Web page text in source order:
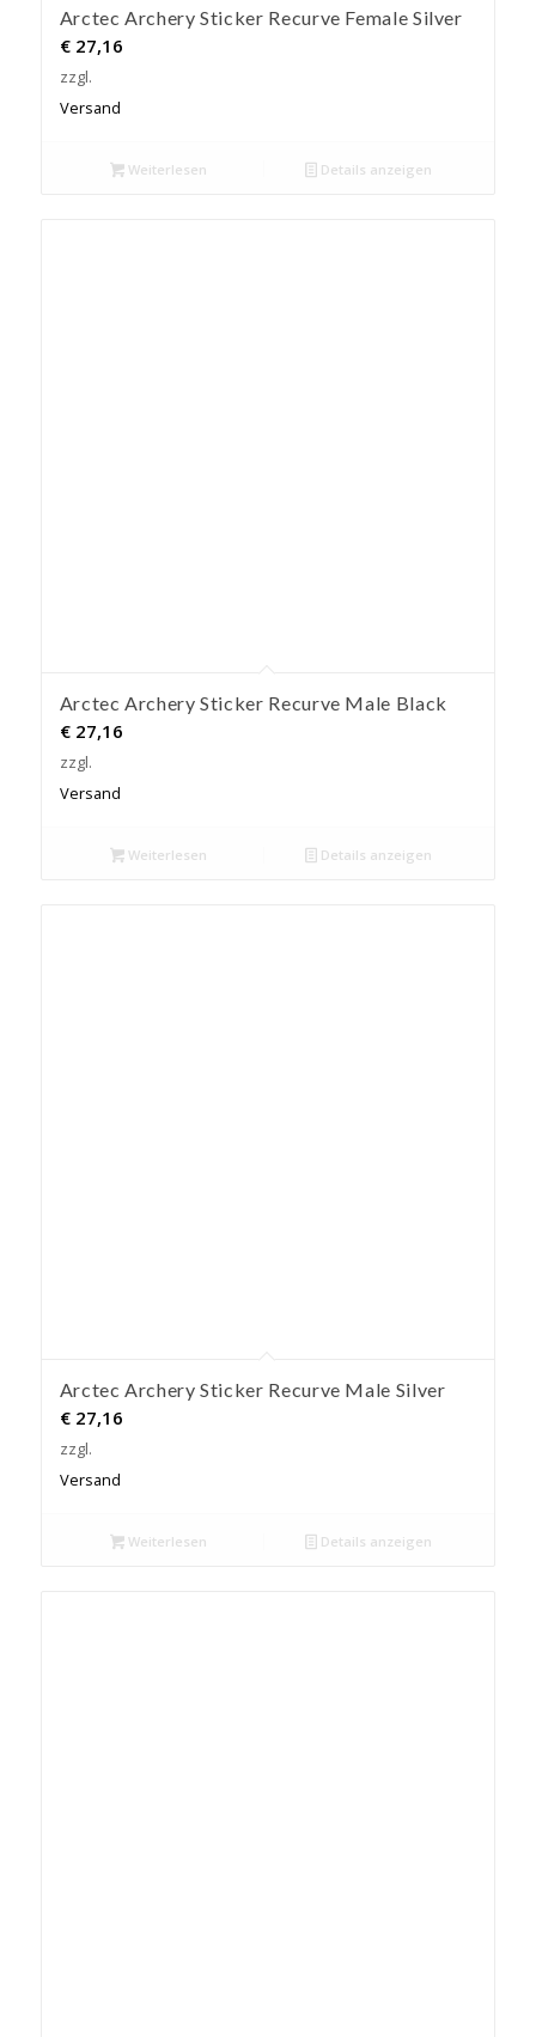
Arctec Archery Sticker Recurve Female Silver
€27,16
zzgl.
Versand
Weiterlesen Details anzeigen
Arctec Archery Sticker Recurve Male Black
€27,16
zzgl.
Versand
Weiterlesen Details anzeigen
Arctec Archery Sticker Recurve Male Silver
€27,16
zzgl.
Versand
Weiterlesen Details anzeigen